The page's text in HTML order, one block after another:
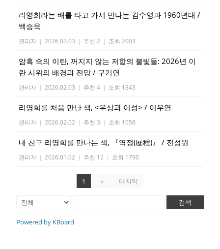
리영희라는 배를 타고 가서 만나는 김수영과 1960년대 /
백승욱
관리자 | 2026.03.03 | 추천 2 | 조회 2003
암흑 속의 이란, 꺼지지 않는 저항의 불빛들: 2026년 이
란 시위의 배경과 전망 / 구기연
관리자 | 2026.02.03 | 추천 4 | 조회 1343
리영희를 처음 만난 책, <우상과 이성> / 이우연
관리자 | 2026.02.02 | 추천 3 | 조회 1058
내 친구 리영희를 만나는 책, 『역정(歷程)』 / 전성원
관리자 | 2026.01.02 | 추천 12 | 조회 1790
1 » 마지막
검색
Powered by KBoard